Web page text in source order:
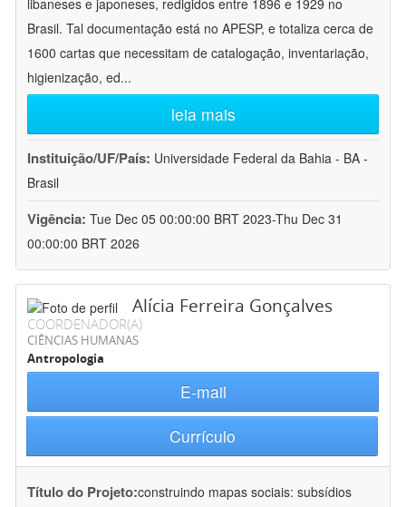
libaneses e japoneses, redigidos entre 1896 e 1929 no
Brasil. Tal documentação está no APESP, e totaliza cerca de
1600 cartas que necessitam de catalogação, inventariação,
higienização, ed...
leia mais
Instituição/UF/País: Universidade Federal da Bahia - BA -
Brasil
Vigência: Tue Dec 05 00:00:00 BRT 2023-Thu Dec 31
00:00:00 BRT 2026
Alícia Ferreira Gonçalves
COORDENADOR(A)
CIÊNCIAS HUMANAS
Antropologia
E-mail
Currículo
Título do Projeto:construindo mapas sociais: subsídios